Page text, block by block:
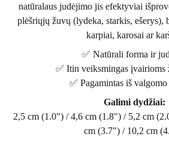
natūralaus judėjimo jis efektyviai
plėšriųjų žuvų (lydeka, starkis,
karpiai, karosai ar
✅ Natūrali forma ir
✅ Itin veiksmingas įvairioms
✅ Pagamintas iš
Galimi dydžiai:
2,5 cm (1.0") / 4,6 cm (1.8") / 5,2 cm
cm (3.7") / 10,2 cm